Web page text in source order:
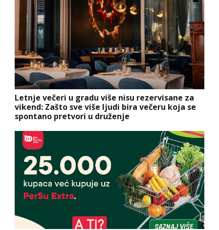
Letnje večeri u gradu više nisu rezervisane za
vikend: Zašto sve više ljudi bira večeru koja se
spontano pretvori u druženje